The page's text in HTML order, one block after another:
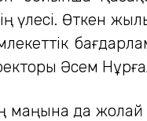
үлесі. Өткен
Әсем
маңына да